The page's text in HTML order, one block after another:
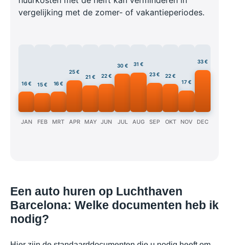
vergelijking met de zomer- of vakantieperiodes.
16 €
JAN
15 €
FEB
16 €
MRT
25 €
APR
21 €
MAY
22 €
JUN
30 €
JUL
31 €
AUG
23 €
SEP
22 €
OKT
17 €
NOV
33 €
DEC
Een auto huren op Luchthaven
Barcelona: Welke documenten heb ik
nodig?